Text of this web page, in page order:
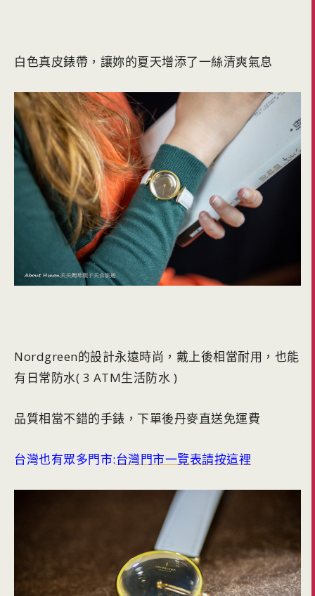
白色真皮錶帶，讓妳的夏天增添了一絲清爽氣息
Nordgreen的設計永遠時尚，戴上後相當耐用，也能
有日常防水( 3 ATM生活防水 )
品質相當不錯的手錶，下單後丹麥直送免運費
台灣也有眾多門市:台灣門市一覽表請按這裡